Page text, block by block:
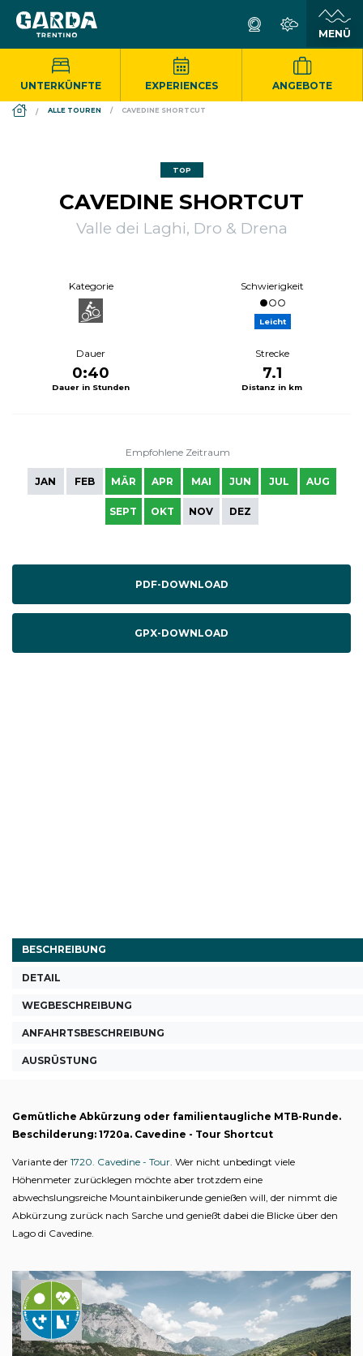
UNTERKÜNFTE EXPERIENCES ANGEBOTE
DS_BREADCRUMB.HOME
ALLE TOUREN CAVEDINE SHORTCUT
TOP
CAVEDINE SHORTCUT
Valle dei Laghi, Dro & Drena
Kategorie Schwierigkeit
Leicht
Dauer
0:40
Dauer in Stunden
Strecke
7.1
Distanz in km
Empfohlene Zeitraum
JAN FEB MÄR APR MAI JUN JUL AUG
SEPT OKT NOV DEZ
PDF-DOWNLOAD
GPX-DOWNLOAD
BESCHREIBUNG
DETAIL
WEGBESCHREIBUNG
ANFAHRTSBESCHREIBUNG
AUSRÜSTUNG
Gemütliche Abkürzung oder familientaugliche MTB-Runde.
Beschilderung: 1720a. Cavedine - Tour Shortcut
Variante der 1720. Cavedine - Tour . Wer nicht unbedingt viele
Höhenmeter zurücklegen möchte aber trotzdem eine
abwechslungsreiche Mountainbikerunde genießen will, der nimmt die
Abkürzung zurück nach Sarche und genießt dabei die Blicke über den
Lago di Cavedine.